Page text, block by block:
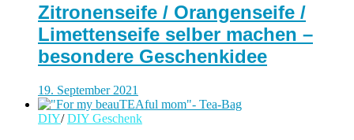
Zitronenseife / Orangenseife /
Limettenseife selber machen –
besondere Geschenkidee
19. September 2021
DIY/ DIY Geschenk